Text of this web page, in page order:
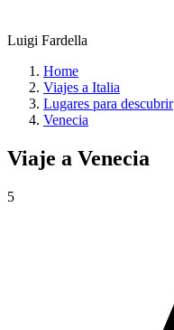
Luigi Fardella
Home
Viajes a Italia
Lugares para descubrir
Venecia
Viaje a Venecia
5